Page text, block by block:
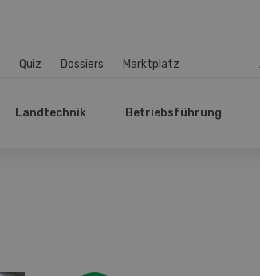
Quiz Dossiers Marktplatz
Landtechnik Betriebsführung